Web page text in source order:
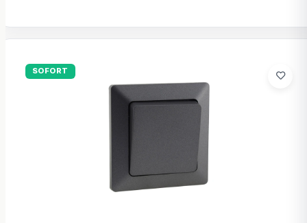
SOFORT